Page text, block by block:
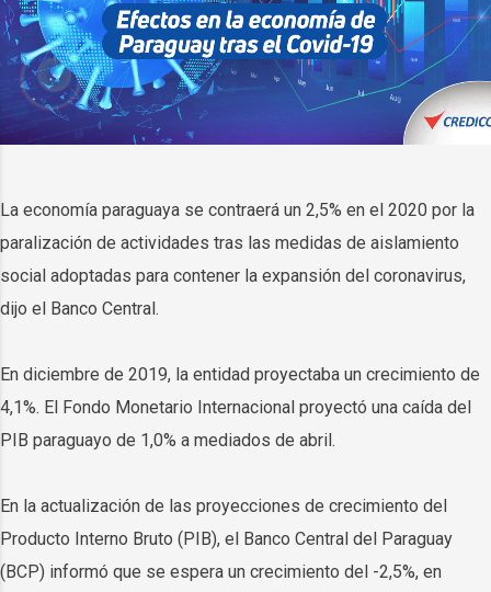
La economía paraguaya se contraerá un 2,5% en el 2020 por la
paralización de actividades tras las medidas de aislamiento
social adoptadas para contener la expansión del coronavirus,
dijo el Banco Central.
En diciembre de 2019, la entidad proyectaba un crecimiento de
4,1%. El Fondo Monetario Internacional proyectó una caída del
PIB paraguayo de 1,0% a mediados de abril.
En la actualización de las proyecciones de crecimiento del
Producto Interno Bruto (PIB), el Banco Central del Paraguay
(BCP) informó que se espera un crecimiento del -2,5%, en